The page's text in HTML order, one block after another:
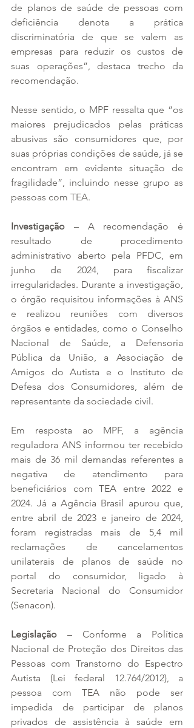
de planos de saúde de pessoas com
deficiência denota a prática
discriminatória de que se valem as
empresas para reduzir os custos de
suas operações”, destaca trecho da
recomendação.
Nesse sentido, o MPF ressalta que “os
maiores prejudicados pelas práticas
abusivas são consumidores que, por
suas próprias condições de saúde, já se
encontram em evidente situação de
fragilidade”, incluindo nesse grupo as
pessoas com TEA.
Investigação – A recomendação é
resultado de procedimento
administrativo aberto pela PFDC, em
junho de 2024, para fiscalizar
irregularidades. Durante a investigação,
o órgão requisitou informações à ANS
e realizou reuniões com diversos
órgãos e entidades, como o Conselho
Nacional de Saúde, a Defensoria
Pública da União, a Associação de
Amigos do Autista e o Instituto de
Defesa dos Consumidores, além de
representante da sociedade civil.
Em resposta ao MPF, a agência
reguladora ANS informou ter recebido
mais de 36 mil demandas referentes a
negativa de atendimento para
beneficiários com TEA entre 2022 e
2024. Já a Agência Brasil apurou que,
entre abril de 2023 e janeiro de 2024,
foram registradas mais de 5,4 mil
reclamações de cancelamentos
unilaterais de planos de saúde no
portal do consumidor, ligado à
Secretaria Nacional do Consumidor
(Senacon).
Legislação – Conforme a Política
Nacional de Proteção dos Direitos das
Pessoas com Transtorno do Espectro
Autista (Lei federal 12.764/2012), a
pessoa com TEA não pode ser
impedida de participar de planos
privados de assistência à saúde em